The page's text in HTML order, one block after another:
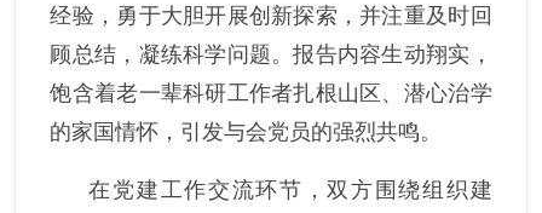
经验，勇于大胆开展创新探索，并注重及时回
顾总结 ， 凝练科学问题。报告内容生动翔实，
饱含着老一辈科研工作者扎根山区、潜心治学
的家国情怀，引发与会党员的强烈共鸣。
在党建工作交流环节，双方围绕组织建